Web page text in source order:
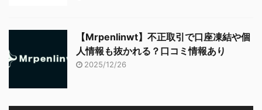
【Mrpenlinwt】不正取引で口座凍結や個
人情報も抜かれる？口コミ情報あり
2025/12/26